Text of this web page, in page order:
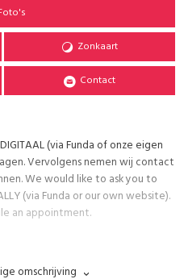
Zonkaart
Contact
(via Funda of onze eigen
Vervolgens nemen wij contact
We would like to ask you to
(via Funda or our own website).
an appointment.
57, 8219CE Lelystad
omschrijving